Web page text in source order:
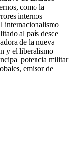
como la
internos
internacionalismo
al país desde
de la nueva
y el liberalismo
potencia militar
emisor del